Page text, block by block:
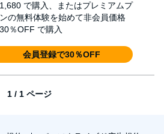
で購入、またはプレミアムプ
の無料体験を始めて非会員価格
％OFF で購入
会員登録で30％OFF
1 / 1 ページ